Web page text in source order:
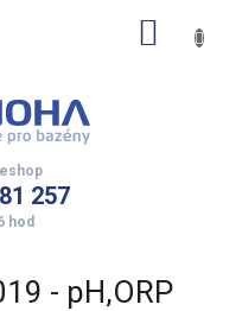
257
- pH,ORP